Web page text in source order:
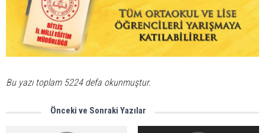
Bu yazı toplam 5224 defa okunmuştur.
Önceki ve Sonraki Yazılar